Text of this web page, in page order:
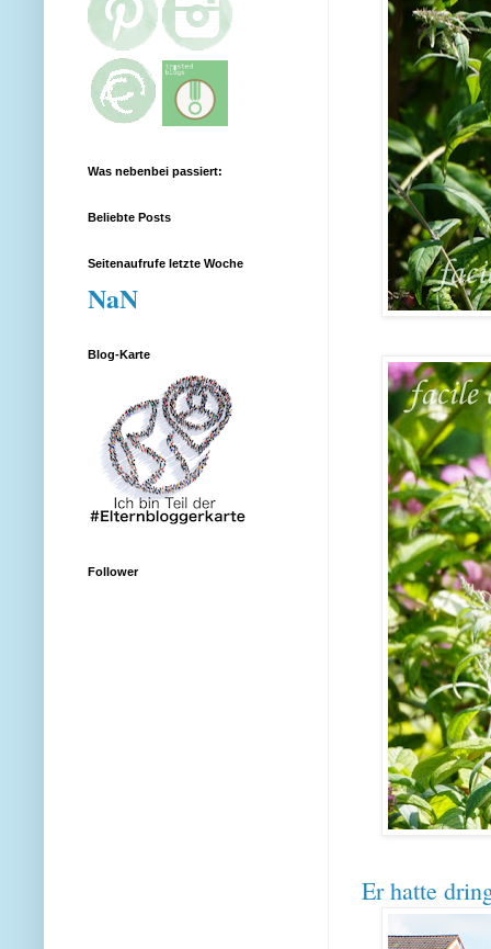
Er hatte
Was nebenbei passiert:
Beliebte Posts
Seitenaufrufe letzte Woche
NaN
Blog-Karte
Follower